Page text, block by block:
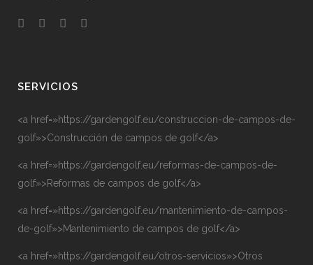
SERVICIOS
<a href=»https://gardengolf.eu/construccion-de-campos-de-
golf»>Construcción de campos de golf</a>
<a href=»https://gardengolf.eu/reformas-de-campos-de-
golf»>Reformas de campos de golf</a>
<a href=»https://gardengolf.eu/mantenimiento-de-campos-
de-golf»>Mantenimiento de campos de golf</a>
<a href=»https://gardengolf.eu/otros-servicios»>Otros